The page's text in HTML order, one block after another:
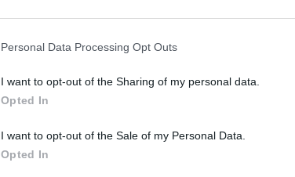
Personal Data Processing Opt Outs
I want to opt-out of the Sharing of my personal data.
Opted In
I want to opt-out of the Sale of my Personal Data.
Opted In